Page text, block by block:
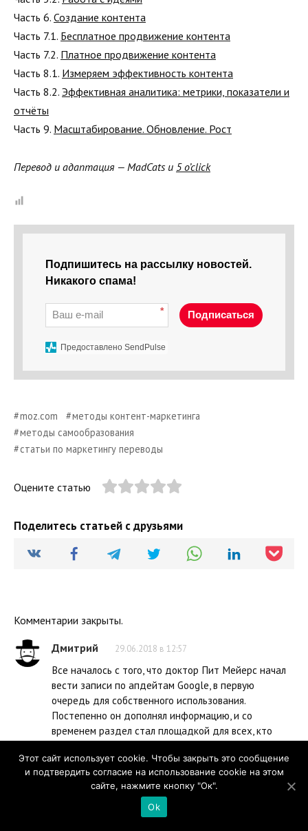
Часть 6. Создание контента
Часть 7.1. Бесплатное продвижение контента
Часть 7.2. Платное продвижение контента
Часть 8.1. Измеряем эффективность контента
Часть 8.2. Эффективная аналитика: метрики, показатели и
отчёты
Часть 9. Масштабирование. Обновление. Рост
Перевод и адаптация — MadCats и 5 o’click
Подпишитесь на рассылку новостей.
Никакого спама!
* Подписаться
Предоставлено SendPulse
moz.com
методы контент-маркетинга
методы самообразования
статьи по маркетингу переводы
Оцените статью
Поделитесь статьей с друзьями
Комментарии закрыты.
Дмитрий
29.06.2018 в 12:57
Все началось с того, что доктор Пит Мейерс начал
вести записи по апдейтам Googlе, в первую
очередь для собственного использования.
Постепенно он дополнял информацию, и со
временем раздел стал площадкой для всех, кто
минимальными затратами на поддержание
актуальности страница собрала более 1,7 млн
просмотров со времени своего появления в 2011
А какую выгоду это принесло компании. Просмотров
Этот сайт использует cookie. Чтобы закрыть это сообщение
и подтвердить согласие на использование cookie на этом
сайте, нажмите кнопку "Ок".
Ok